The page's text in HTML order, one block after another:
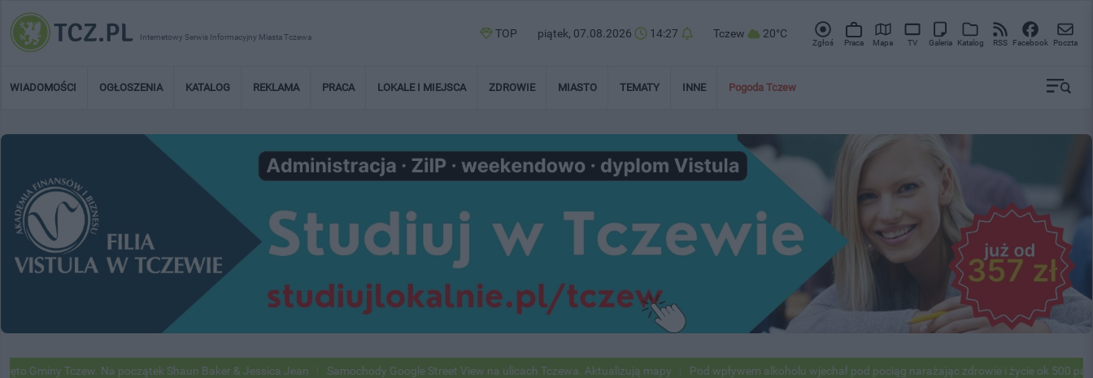
Internetowy Serwis Informacyjny Miasta Tczewa TOP piątek, 07.08.2026 14:27 Tczew 20°C
Zgłoś Praca Mapa TV Galeria Katalog RSS Facebook Poczta
WIADOMOŚCI OGŁOSZENIA KATALOG REKLAMA PRACA LOKALE I MIEJSCA ZDROWIE MIASTO TEMATY INNE Pogoda Tczew
Tczew. Na początek Shaun Baker & Jessica Jean Samochody Google Street View na ulicach Tczewa. Aktualizują mapy Pod wpływem alkoholu wjechał pod pociąg narażając zdrowie i życie ok 500